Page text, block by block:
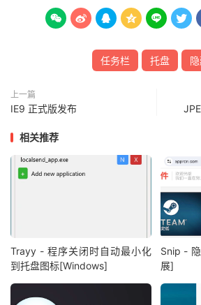
     
任务栏 托盘
上一篇
IE9 正式版发布
相关推荐
Trayy - 程序关闭时自动最小化
到托盘图标[Windows]
Snip -
展]